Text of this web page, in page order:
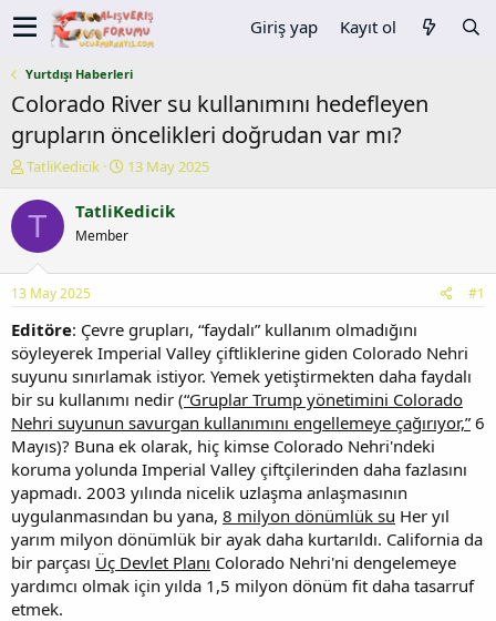
Giriş yap Kayıt ol
Yurtdışı Haberleri
Colorado River su kullanımını hedefleyen
grupların öncelikleri doğrudan var mı?
K
n
y
b
a
ş
l
a
t
a
n
TatliKedicik
B
ş
ç
t
a
r
i
h
i
13 May 2025
T TatliKedicik
Member
13 May 2025 #1
Editöre: Çevre grupları, “faydalı” kullanım olmadığını
söyleyerek Imperial Valley çiftliklerine giden Colorado Nehri
suyunu sınırlamak istiyor. Yemek yetiştirmekten daha faydalı
bir su kullanımı nedir (“Gruplar Trump yönetimini Colorado
Nehri suyunun savurgan kullanımını engellemeye çağırıyor,” 6
Mayıs)? Buna ek olarak, hiç kimse Colorado Nehri'ndeki
koruma yolunda Imperial Valley çiftçilerinden daha fazlasını
yapmadı. 2003 yılında nicelik uzlaşma anlaşmasının
uygulanmasından bu yana, 8 milyon dönümlük su Her yıl
yarım milyon dönümlük bir ayak daha kurtarıldı. California da
bir parçası Üç Devlet Planı Colorado Nehri'ni dengelemeye
yardımcı olmak için yılda 1,5 milyon dönüm fit daha tasarruf
etmek.